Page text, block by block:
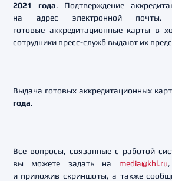
2021 года. Подтверждение
на адрес электронной почты.
готовые аккредитационные карты в
сотрудники пресс-служб выдают их
Выдача готовых аккредитационных
года.
Все вопросы, связанные с работой
вы можете задать на media@khl.ru
и приложив скриншоты, а также